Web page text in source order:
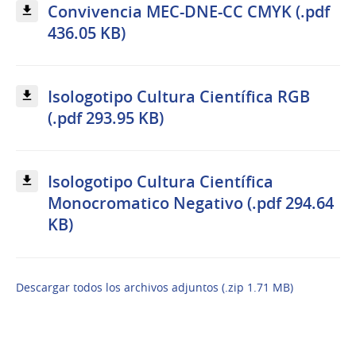
Convivencia MEC-DNE-CC CMYK (.pdf
436.05 KB)
Isologotipo Cultura Científica RGB
(.pdf 293.95 KB)
Isologotipo Cultura Científica
Monocromatico Negativo (.pdf 294.64
KB)
Descargar todos los archivos adjuntos (.zip 1.71 MB)